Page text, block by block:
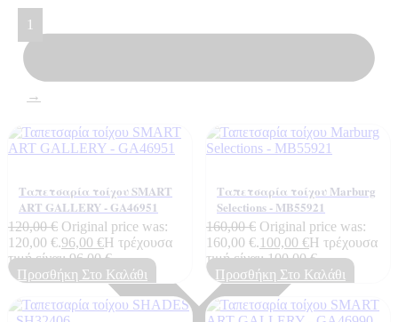
1
→
Ταπετσαρία τοίχου SMART
ART GALLERY - GA46951
120,00€ Original price was:
120,00 €.96,00 €Η τρέχουσα
τιμή είναι: 96,00 €.
Προσθήκη Στο Καλάθι
Ταπετσαρία τοίχου Marburg
Selections - MB55921
160,00€ Original price was:
160,00 €.100,00 €Η τρέχουσα
τιμή είναι: 100,00 €.
Προσθήκη Στο Καλάθι